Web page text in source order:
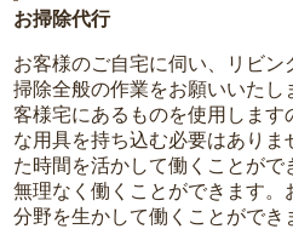
お掃除代行
お客様のご自宅に伺い、リビ
掃除全般の作業をお願いいたし
客様宅にあるものを使用します
な用具を持ち込む必要はあり
た時間を活かして働くことが
無理なく働くことができます
分野を生かして働くことができ